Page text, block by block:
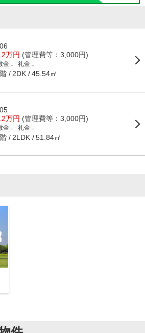
万円 (管理費等：3,000円)
金 - 礼金 -
2DK 45.54㎡
万円 (管理費等：3,000円)
金 - 礼金 -
2LDK 51.84㎡